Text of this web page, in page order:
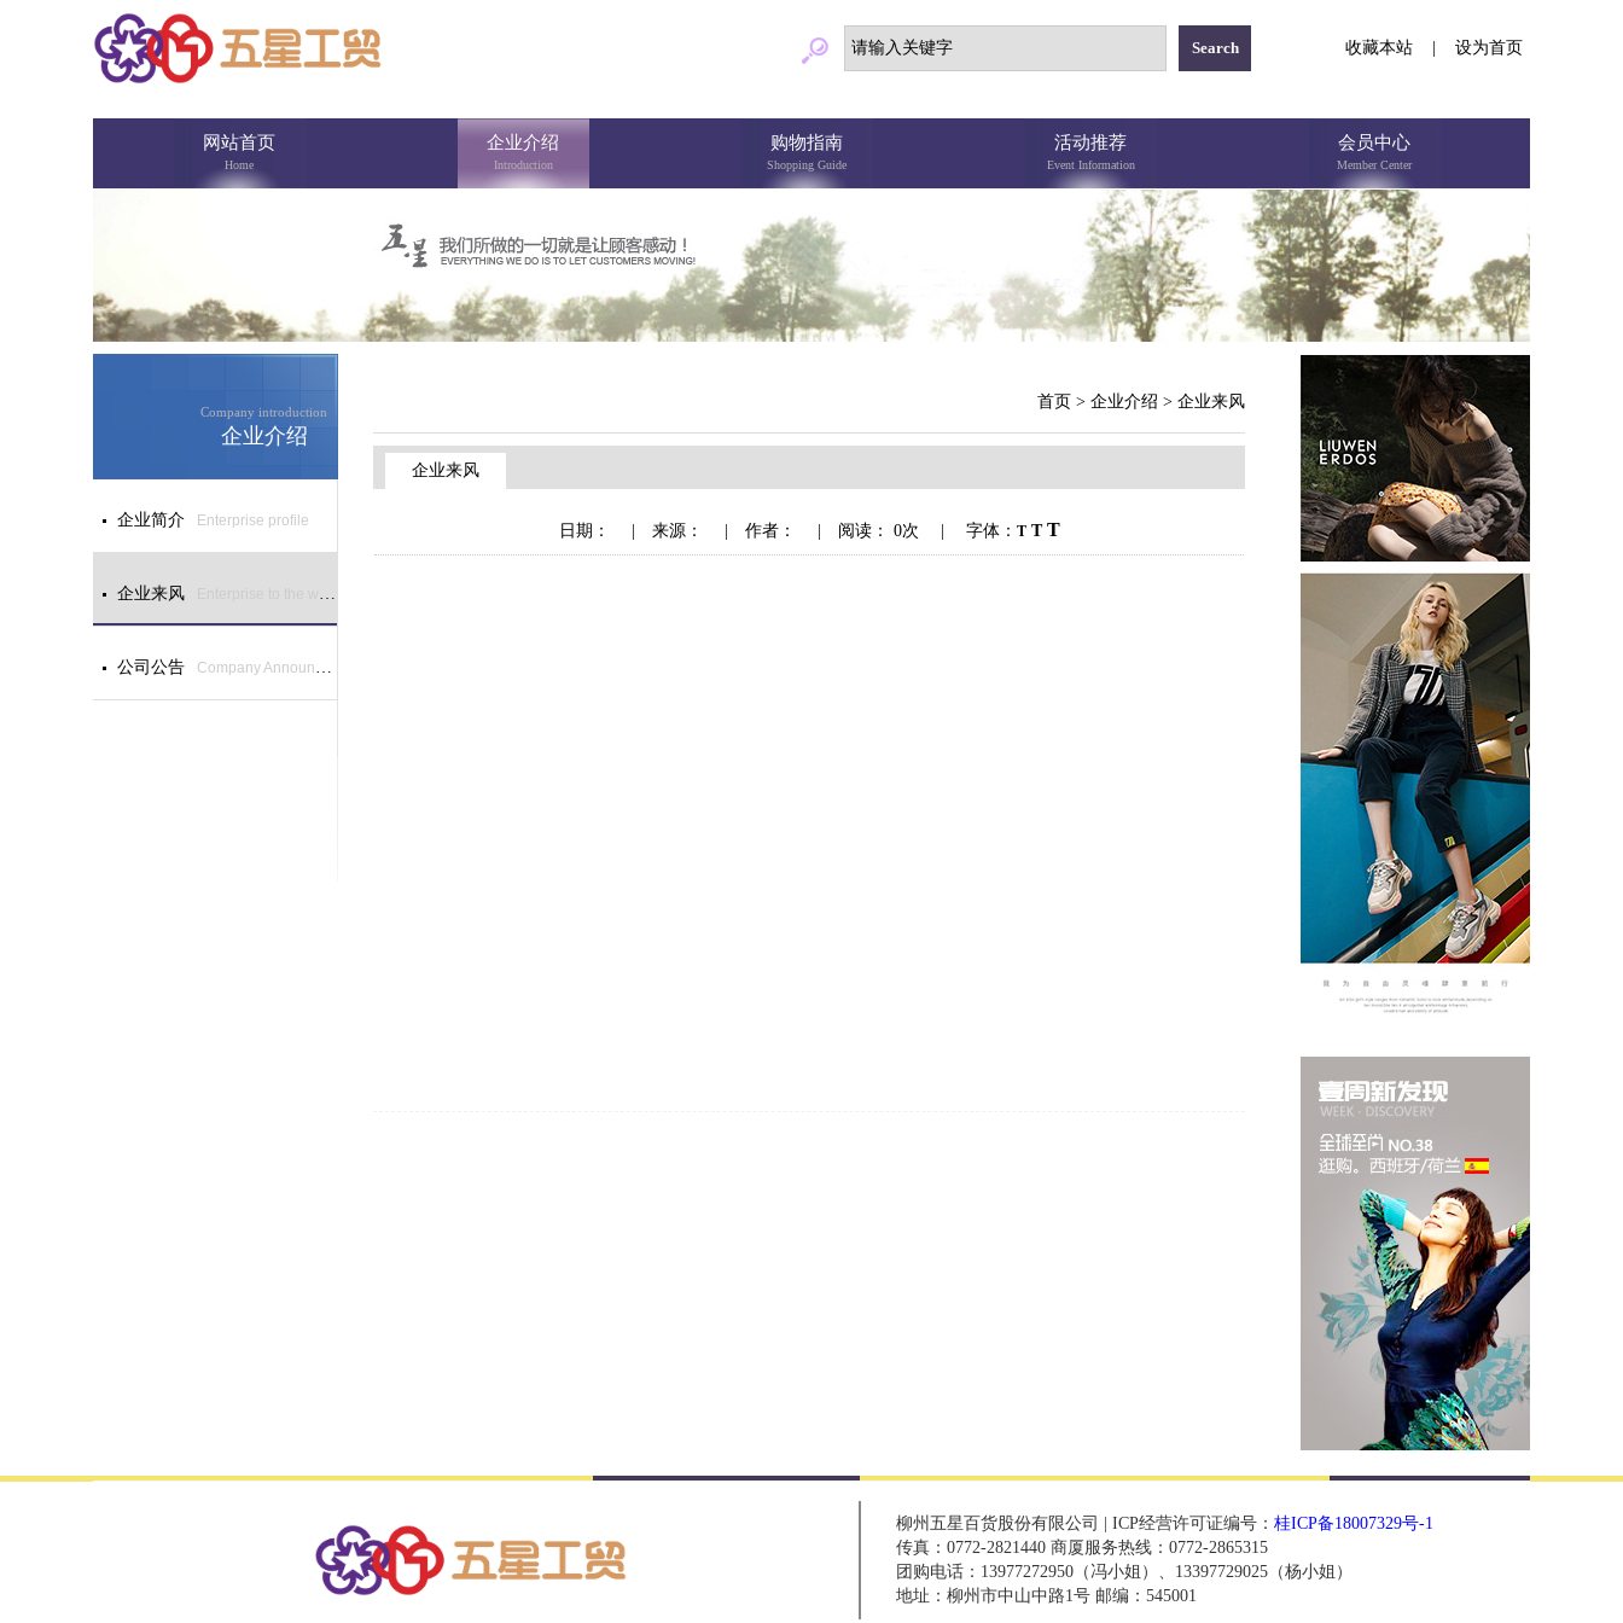
收藏本站| 设为首页
网站首页
Home
企业介绍
Introduction
购物指南
Shopping Guide
活动推荐
Event Information
会员中心
Member Center
Company introduction
企业介绍
企业简介 Enterprise profile
企业来风
公司公告 Company Announcement
首页 > 企业介绍 > 企业来风
企业来风
日期： | 来源： | 作者： | 阅读： 0次 | 字体： T T T
柳州五星百货股份有限公司 | ICP经营许可证编号： 桂ICP备18007329号-1
传真：0772-2821440 商厦服务热线：0772-2865315
团购电话：13977272950（冯小姐）、13397729025（杨小姐）
地址：柳州市中山中路1号 邮编：545001